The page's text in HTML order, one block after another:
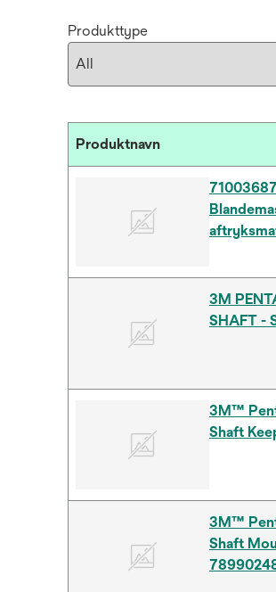
Produkttype
Produktnavn
3M
SHAFT -
3M™
Shaft
3M™
Shaft